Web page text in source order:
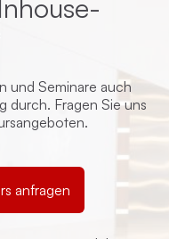
und Seminare auch
durch. Fragen Sie uns
anfragen